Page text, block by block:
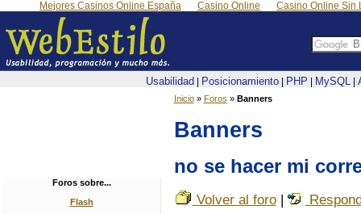
Mejores Casinos Online España Casino Online Casino Online Sin
Usabilidad Posicionamiento| PHP MySQL|
Inicio» Foros » Banners
Banners
no se hacer mi
Volver al foro|
Foros sobre...
Flash